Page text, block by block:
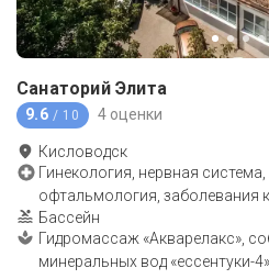
Санаторий Элита
9.6 / 10 4 оценки
Кисловодск
Гинекология, нервная
офтальмология, заболевания
Бассейн
Гидромассаж «Акварелакс»,
минеральных вод «ессентуки-